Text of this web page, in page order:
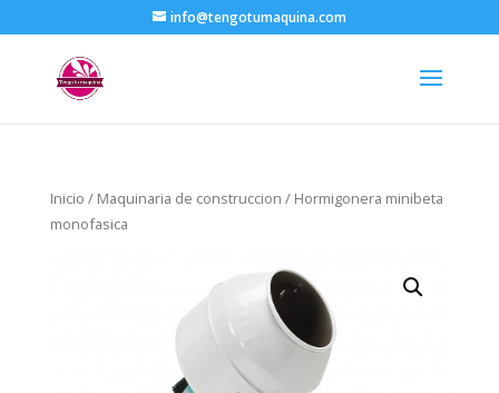
info@tengotumaquina.com
Inicio / Maquinaria de construccion / Hormigonera minibeta
monofasica